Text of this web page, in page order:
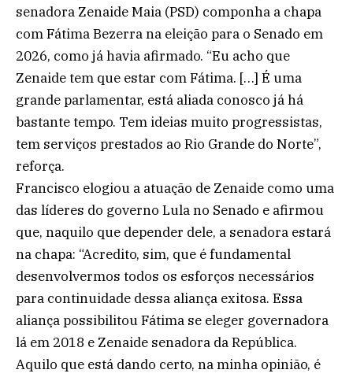
senadora Zenaide Maia (PSD) componha a chapa
com Fátima Bezerra na eleição para o Senado em
2026, como já havia afirmado. “Eu acho que
Zenaide tem que estar com Fátima. […] É uma
grande parlamentar, está aliada conosco já há
bastante tempo. Tem ideias muito progressistas,
tem serviços prestados ao Rio Grande do Norte”,
reforça.
Francisco elogiou a atuação de Zenaide como uma
das líderes do governo Lula no Senado e afirmou
que, naquilo que depender dele, a senadora estará
na chapa: “Acredito, sim, que é fundamental
desenvolvermos todos os esforços necessários
para continuidade dessa aliança exitosa. Essa
aliança possibilitou Fátima se eleger governadora
lá em 2018 e Zenaide senadora da República.
Aquilo que está dando certo, na minha opinião, é